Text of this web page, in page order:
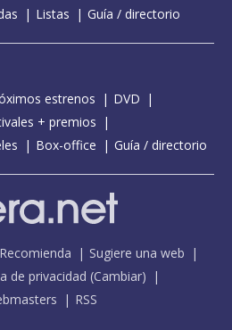
Listas Guía / directorio
estrenos
DVD
+ premios
Box-office Guía / directorio
Recomienda
Sugiere una web
de privacidad (Cambiar)
RSS